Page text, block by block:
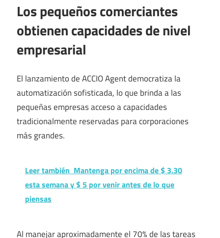
Los pequeños comerciantes
obtienen capacidades de nivel
empresarial
El lanzamiento de ACCIO Agent democratiza la
automatización sofisticada, lo que brinda a las
pequeñas empresas acceso a capacidades
tradicionalmente reservadas para corporaciones
más grandes.
Leer también Mantenga por encima de $ 3.30
esta semana y $ 5 por venir antes de lo que
piensas
Al manejar aproximadamente el 70% de las tareas